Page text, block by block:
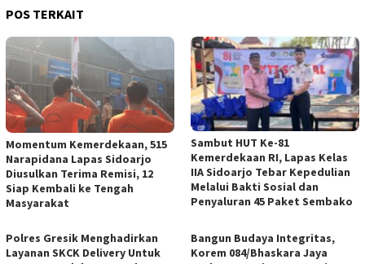
POS TERKAIT
Momentum Kemerdekaan, 515
Narapidana Lapas Sidoarjo
Diusulkan Terima Remisi, 12
Siap Kembali ke Tengah
Masyarakat
Sambut HUT Ke-81
Kemerdekaan RI, Lapas Kelas
IIA Sidoarjo Tebar Kepedulian
Melalui Bakti Sosial dan
Penyaluran 45 Paket Sembako
Polres Gresik Menghadirkan
Layanan SKCK Delivery Untuk
Bangun Budaya Integritas,
Korem 084/Bhaskara Jaya